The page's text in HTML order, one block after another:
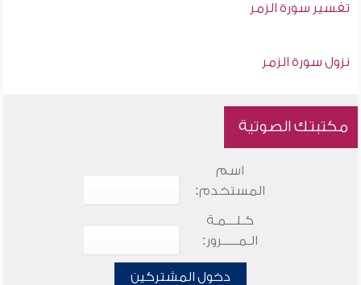
تفسير سورة الزمر
نزول سورة الزمر
مكتبتك الصوتية
اسم
المستخدم:
كـلـــمـة
الـمـــــرور:
دخول المشتركين